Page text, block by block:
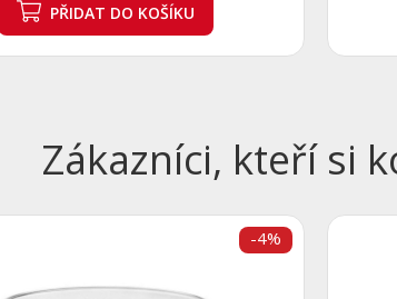
PŘIDAT DO KOŠÍKU
Zákazníci, kteří si
-4%